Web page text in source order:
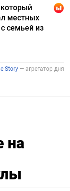
на